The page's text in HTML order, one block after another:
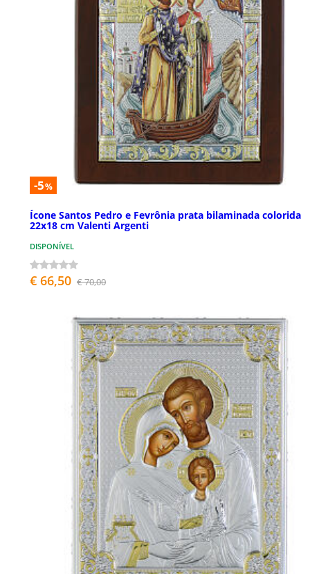
-5%
Ícone Santos Pedro e Fevrônia prata bilaminada colorida
22x18 cm Valenti Argenti
DISPONÍVEL
€ 66,50 € 70,00